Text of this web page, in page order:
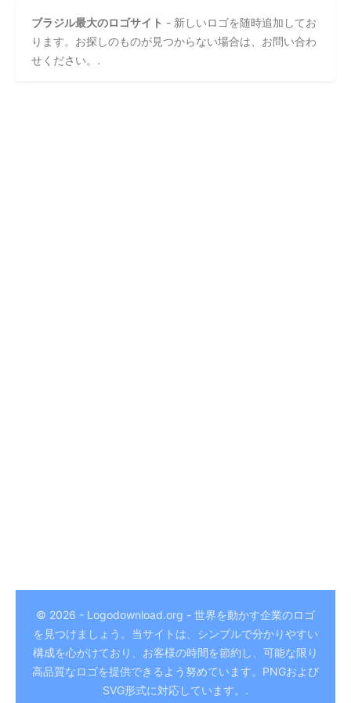
ブラジル最大のロゴサイト - 新しいロゴを随時追加してお
ります。お探しのものが見つからない場合は、お問い合わ
せください。.
© 2026 - Logodownload.org - 世界を動かす企業のロゴ
を見つけましょう。当サイトは、シンプルで分かりやすい
構成を心がけており、お客様の時間を節約し、可能な限り
高品質なロゴを提供できるよう努めています。PNGおよび
SVG形式に対応しています。.Chinese
Hindi
German